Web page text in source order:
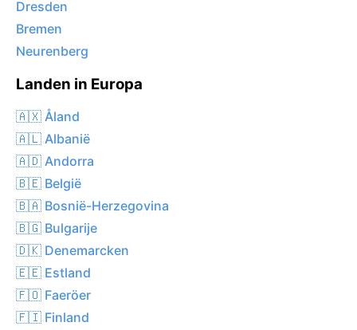
Dresden
Bremen
Neurenberg
Landen in Europa
🇦🇽 Åland
🇦🇱 Albanië
🇦🇩 Andorra
🇧🇪 België
🇧🇦 Bosnië-Herzegovina
🇧🇬 Bulgarije
🇩🇰 Denemarcken
🇪🇪 Estland
🇫🇴 Faeröer
🇫🇮 Finland